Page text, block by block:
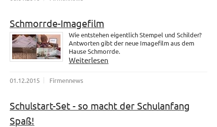
Schmorrde-Imagefilm
Wie entstehen eigentlich Stempel und Schilder?
Antworten gibt der neue Imagefilm aus dem
Hause Schmorrde.
Weiterlesen
01.12.2015 Firmennews
Schulstart-Set - so macht der Schulanfang
Spaß!